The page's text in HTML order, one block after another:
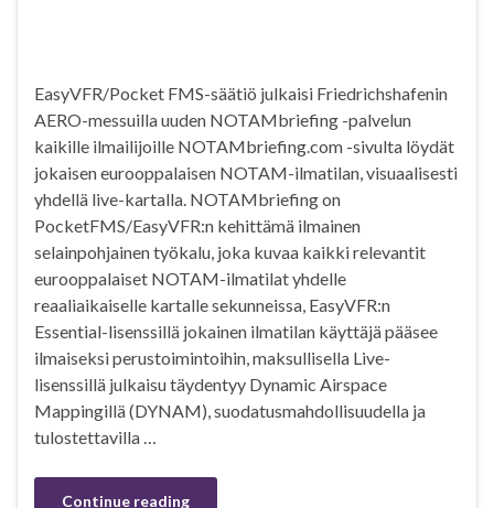
EasyVFR/Pocket FMS-säätiö julkaisi Friedrichshafenin
AERO-messuilla uuden NOTAMbriefing -palvelun
kaikille ilmailijoille NOTAMbriefing.com -sivulta löydät
jokaisen eurooppalaisen NOTAM-ilmatilan, visuaalisesti
yhdellä live-kartalla. NOTAMbriefing on
PocketFMS/EasyVFR:n kehittämä ilmainen
selainpohjainen työkalu, joka kuvaa kaikki relevantit
eurooppalaiset NOTAM-ilmatilat yhdelle
reaaliaikaiselle kartalle sekunneissa, EasyVFR:n
Essential-lisenssillä jokainen ilmatilan käyttäjä pääsee
ilmaiseksi perustoimintoihin, maksullisella Live-
lisenssillä julkaisu täydentyy Dynamic Airspace
Mappingillä (DYNAM), suodatusmahdollisuudella ja
tulostettavilla …
Continue reading